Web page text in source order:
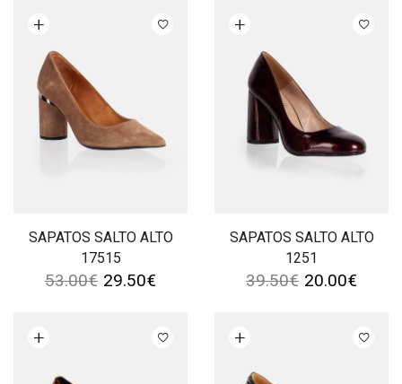
SAPATOS SALTO ALTO
17515
opções
53.00€ 29.50€
SAPATOS SALTO ALTO
1251
Ver opções
39.50€ 20.00€
opções Ver opções